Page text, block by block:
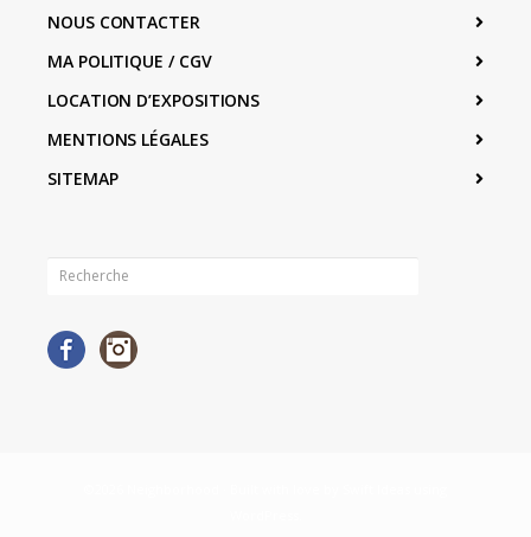
NOUS CONTACTER
MA POLITIQUE / CGV
LOCATION D’EXPOSITIONS
MENTIONS LÉGALES
SITEMAP
Facebook